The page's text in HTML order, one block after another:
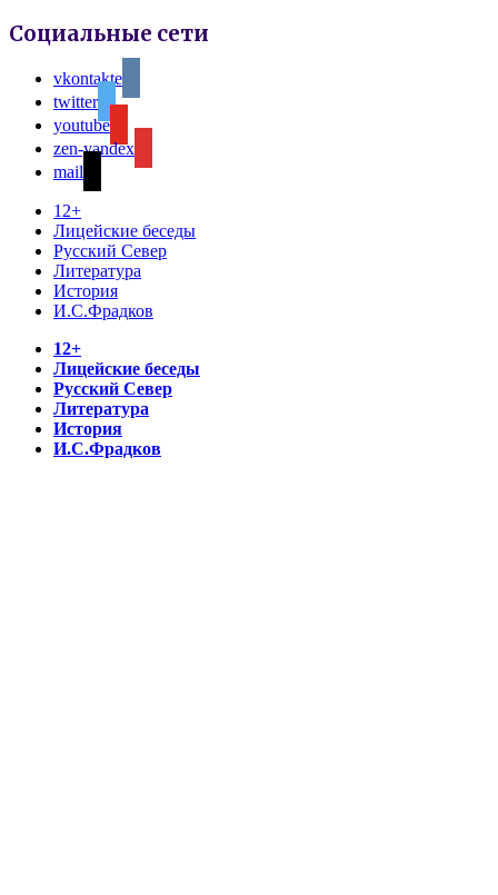
Социальные сети
vkontakte
twitter
youtube
zen-yandex
mail
12+
Лицейские беседы
Русский Север
Литература
История
И.С.Фрадков
12+
Лицейские беседы
Русский Север
Литература
История
И.С.Фрадков